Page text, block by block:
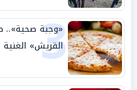
3
«وجبة صحية»..
القريش» الغنية